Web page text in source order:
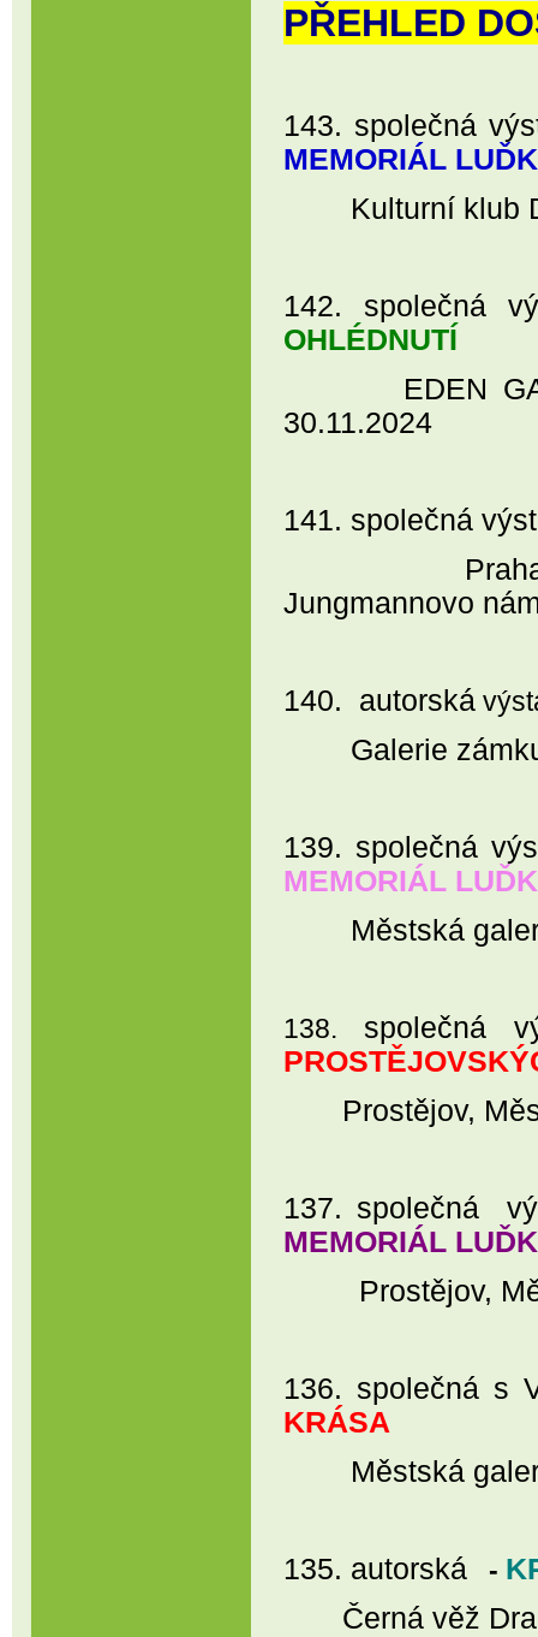
PŘEHLED
143. společná
MEMORIÁL
Kulturní klub
142. společná
OHLÉDNUTÍ
EDEN
30.11.2024
141. společná
Praha -
Jungmannovo
140. autorská
Galerie zámku
139. společná
MEMORIÁL
Městská
138. společná
Prostějov,
137. společná
MEMORIÁL
Prostějov,
136. společná s
KRÁSA
Městská galerie
135. autorská -
Černá věž